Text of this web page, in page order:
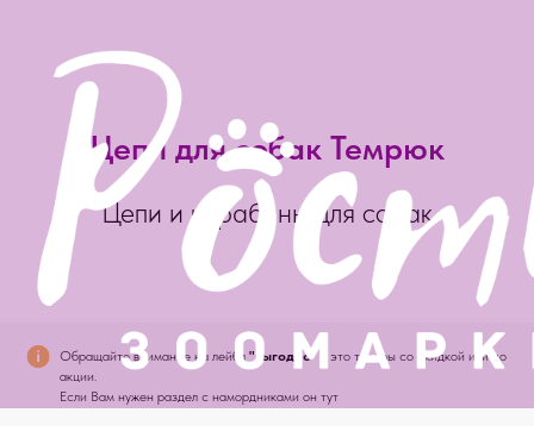
Цепи для собак Темрюк
Цепи и карабины для собак
Обращайте внимание на лейбл "выгодно" - это товары со скидкой или по
акции.
Если Вам нужен раздел с намордниками он тут